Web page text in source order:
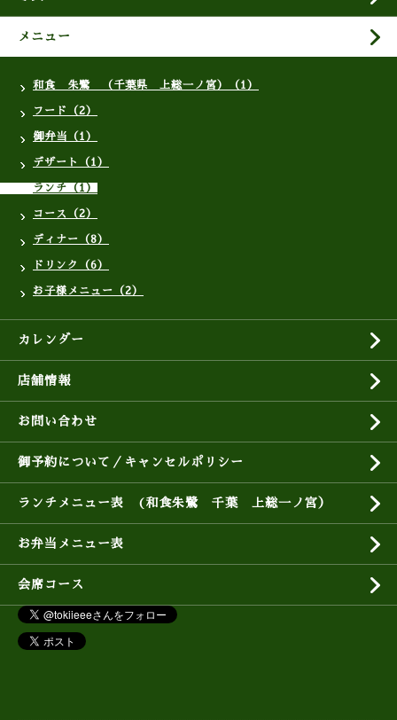
メニュー
和食 朱鷺 （千葉県 上総一ノ宮）（1）
フード（2）
御弁当（1）
デザート（1）
ランチ（1）
コース（2）
ディナー（8）
ドリンク（6）
お子様メニュー（2）
カレンダー
店舗情報
お問い合わせ
御予約について／キャンセルポリシー
ランチメニュー表 (和食朱鷺 千葉 上総一ノ宮）
お弁当メニュー表
会席コース